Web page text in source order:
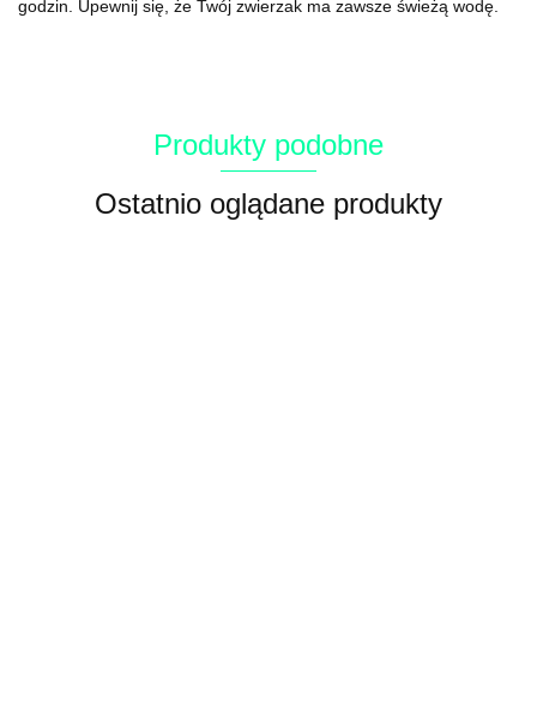
godzin.
Upewnij się, że Twój zwierzak ma zawsze świeżą wodę.
Produkty podobne
Ostatnio oglądane produkty